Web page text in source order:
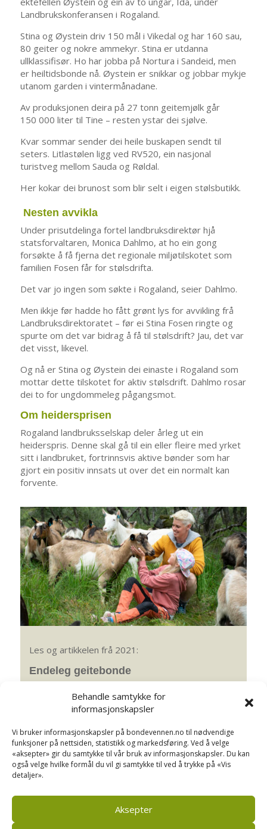
Behandle samtykke for
informasjonskapsler
Vi bruker informasjonskapsler på bondevennen.no til nødvendige
funksjoner på nettsiden, statistikk og markedsføring. Ved å velge
«aksepter» gir du samtykke til vår bruk av informasjonskapsler. Du kan
også velge hvilke formål du vil gi samtykke til ved å trykke på «Vis
detaljer».
Aksepter
Landbrukskonferansen i Rogaland.
Stina og Øystein driv 150 mål i Vikedal og har 160 sau,
80 geiter og nokre ammekyr. Stina er utdanna
ullklassifisør. Ho har jobba på Nortura i Sandeid, men
er heiltidsbonde nå. Øystein er snikkar og jobbar mykje
utanom garden i vintermånadane.
Av produksjonen deira på 27 tonn geitemjølk går
150 000 liter til Tine – resten ystar dei sjølve.
Kvar sommar sender dei heile buskapen sendt til
seters. Litlastølen ligg ved RV520, ein nasjonal
turistveg mellom Sauda og Røldal.
Her kokar dei brunost som blir selt i eigen stølsbutikk.
Nesten avvikla
Under prisutdelinga fortel landbruksdirektør hjå
statsforvaltaren, Monica Dahlmo, at ho ein gong
forsøkte å få fjerna det regionale miljøtilskotet som
familien Fosen får for stølsdrifta.
Det var jo ingen som søkte i Rogaland, seier Dahlmo.
Men ikkje før hadde ho fått grønt lys for avvikling frå
Landbruksdirektoratet – før ei Stina Fosen ringte og
spurte om det var bidrag å få til stølsdrift? Jau, det var
det visst, likevel.
Og nå er Stina og Øystein dei einaste i Rogaland som
mottar dette tilskotet for aktiv stølsdrift. Dahlmo rosar
dei to for ungdommeleg pågangsmot.
Om heidersprisen
Rogaland landbruksselskap deler årleg ut ein
heiderspris. Denne skal gå til ein eller fleire med yrket
sitt i landbruket, fortrinnsvis aktive bønder som har
gjort ein positiv innsats ut over det ein normalt kan
forvente.
Les og artikkelen frå 2021:
Endeleg geitebonde
kokar ho brunost på eigen støl.
I dag leverer dei 50.000 liter mjølk til Tine i året, og
Del på Facebook